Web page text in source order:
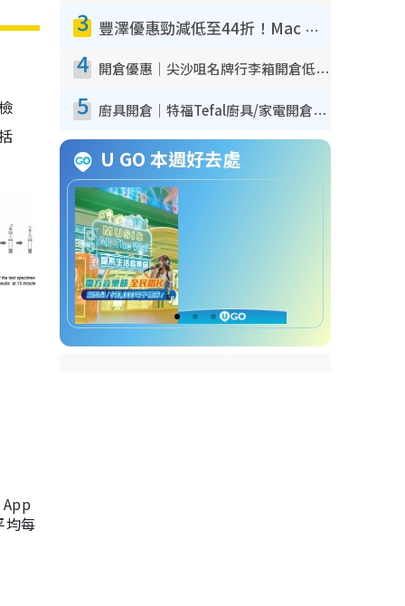
均每
3 豐澤優惠勁減低至44折！Mac mini/iPhone17Pro大減價！廚房家電$220起
4 開倉優惠｜尖沙咀名牌行李箱開倉低至4折！一連5日 American Tourister/ace./Hallmark $200起！
5 廚具開倉｜特福Tefal廚具/家電開倉低至3折！$220起買平底鍋/炒鑊/湯煲！電飯煲/吸塵機/燙斗$418起
U GO 本週好去處